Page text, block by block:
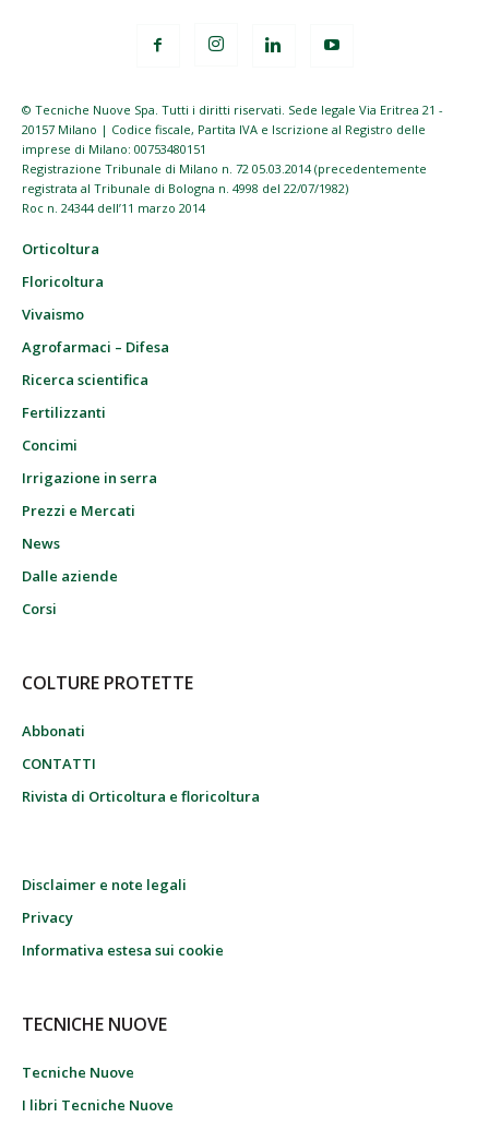
© Tecniche Nuove Spa. Tutti i diritti riservati. Sede legale Via Eritrea 21 -
20157 Milano | Codice fiscale, Partita IVA e Iscrizione al Registro delle
imprese di Milano: 00753480151
Registrazione Tribunale di Milano n. 72 05.03.2014 (precedentemente
registrata al Tribunale di Bologna n. 4998 del 22/07/1982)
Roc n. 24344 dell’11 marzo 2014
Orticoltura
Floricoltura
Vivaismo
Agrofarmaci – Difesa
Ricerca scientifica
Fertilizzanti
Concimi
Irrigazione in serra
Prezzi e Mercati
News
Dalle aziende
Corsi
COLTURE PROTETTE
Abbonati
CONTATTI
Rivista di Orticoltura e floricoltura
Disclaimer e note legali
Privacy
Informativa estesa sui cookie
TECNICHE NUOVE
Tecniche Nuove
I libri Tecniche Nuove